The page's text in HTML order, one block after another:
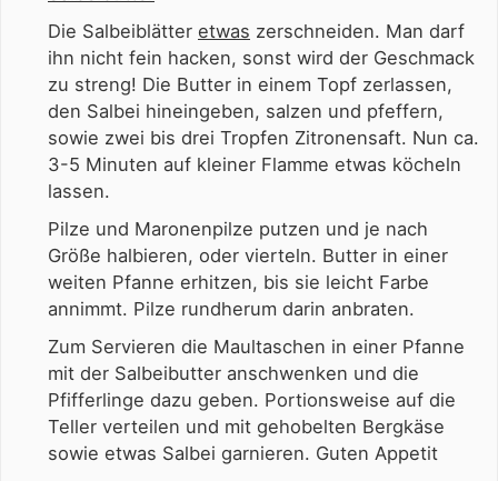
Die Salbeiblätter etwas zerschneiden. Man darf
ihn nicht fein hacken, sonst wird der Geschmack
zu streng! Die Butter in einem Topf zerlassen,
den Salbei hineingeben, salzen und pfeffern,
sowie zwei bis drei Tropfen Zitronensaft. Nun ca.
3-5 Minuten auf kleiner Flamme etwas köcheln
lassen.
Pilze und Maronenpilze putzen und je nach
Größe halbieren, oder vierteln. Butter in einer
weiten Pfanne erhitzen, bis sie leicht Farbe
annimmt. Pilze rundherum darin anbraten.
Zum Servieren die Maultaschen in einer Pfanne
mit der Salbeibutter anschwenken und die
Pfifferlinge dazu geben. Portionsweise auf die
Teller verteilen und mit gehobelten Bergkäse
sowie etwas Salbei garnieren. Guten Appetit